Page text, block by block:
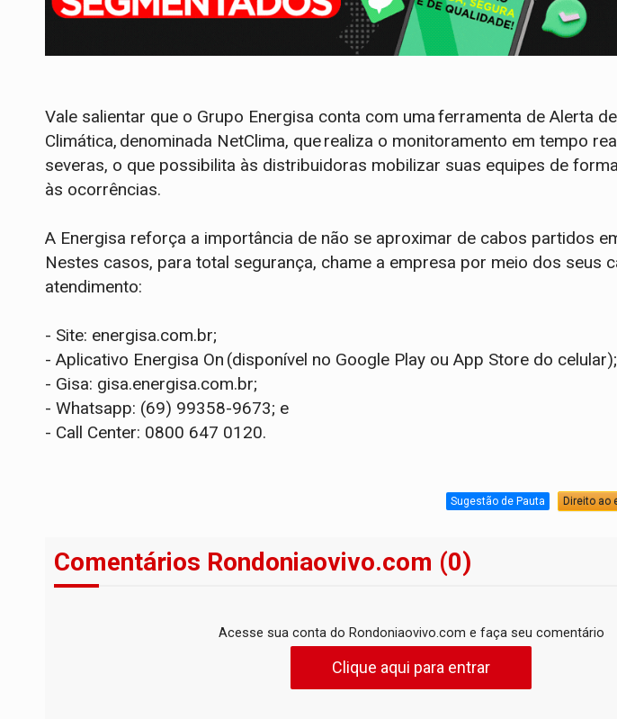
Vale salientar que o Grupo Energisa conta com uma ferramenta de Alerta
Climática, denominada NetClima, que realiza o monitoramento em tempo
severas, o que possibilita às distribuidoras mobilizar suas equipes de
às ocorrências.
A Energisa reforça a importância de não se aproximar de cabos partidos
Nestes casos, para total segurança, chame a empresa por meio dos seus
atendimento:
- Site: energisa.com.br;
- Aplicativo Energisa On (disponível no Google Play ou App Store do celular);
- Gisa: gisa.energisa.com.br;
- Whatsapp: (69) 99358-9673; e
- Call Center: 0800 647 0120.
Sugestão de Pauta Direito ao
Comentários Rondoniaovivo.com (0)
Acesse sua conta do Rondoniaovivo.com e faça seu comentário
Clique aqui para entrar